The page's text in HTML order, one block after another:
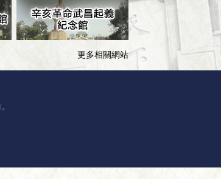
更多相關網站